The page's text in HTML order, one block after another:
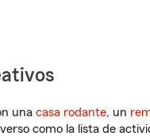
una casa rodante, un
como la lista de